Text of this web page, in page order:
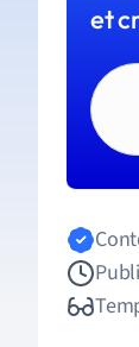
et